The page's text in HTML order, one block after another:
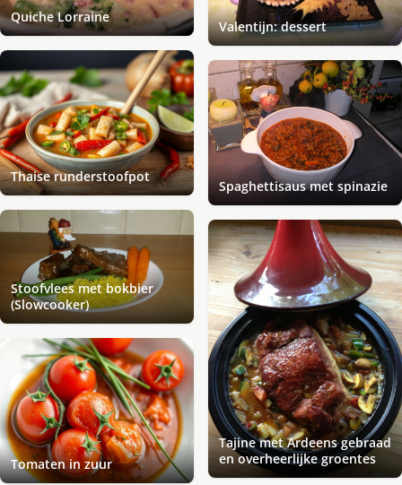
Quiche Lorraine
Valentijn: dessert
Thaise runderstoofpot
Spaghettisaus met spinazie
Stoofvlees met bokbier
(Slowcooker)
Tajine met Ardeens gebraad
en overheerlijke groentes
Tomaten in zuur